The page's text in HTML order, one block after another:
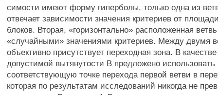
симости имеют форму гиперболы, только одна из
отвечает зависимости значения критериев от
блоков. Вторая, «горизонтально» расположенная
«случайными» значениями критериев. Между двумя
объективно присутствует переходная зона. В
допустимой вытянутости В предложено использовать
соответствующую точке перехода первой ветви в
которая по результатам исследований никогда не